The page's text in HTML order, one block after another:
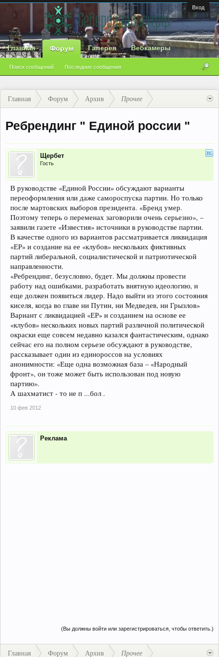
Вход
Главная Форум
Поиск сообщений Последние сообщения
Галерея Вебкамеры
Главная Форум Архив Прочее
Ребрендинг " Единой россии "
Щербет
Гость
В руководстве «Единой России» обсуждают варианты
переоформления или даже самороспуска партии. Но только
после мартовских выборов президента. «Бренд умер.
Поэтому теперь о переменах заговорили очень серьезно», –
заявили газете «Известия» источники в руководстве партии.
В качестве одного из вариантов рассматривается ликвидация
«ЕР» и создание на ее «клубов» нескольких фиктивных
партий либеральной, социалистической и патриотической
направленности.
«Ребрендинг, безусловно, будет. Мы должны провести
работу над ошибками, разработать внятную идеологию, и
еще должен появиться лидер. Надо выйти из этого состояния
киселя, когда во главе ни Путин, ни Медведев, ни Грызлов»
Вариант с ликвидацией «ЕР» и созданием на основе ее
«клубов» нескольких новых партий различной политической
окраски еще совсем недавно казался фантастическим, однако
сейчас его на полном серьезе обсуждают в руководстве,
рассказывает один из единороссов на условиях
анонимности: «Еще одна возможная база – «Народный
фронт», он тоже может быть использован под новую
партию».
А шахматист - то не п ...бол .
10 фев 2012
Реклама
(Вы должны войти или зарегистрироваться, чтобы ответить.)
Главная Форум Архив Прочее